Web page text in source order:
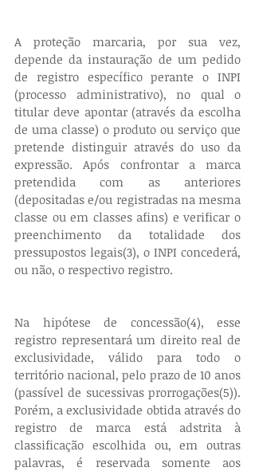
A proteção marcaria, por sua vez,
depende da instauração de um pedido
de registro específico perante o INPI
(processo administrativo), no qual o
titular deve apontar (através da escolha
de uma classe) o produto ou serviço que
pretende distinguir através do uso da
expressão. Após confrontar a marca
pretendida com as anteriores
(depositadas e/ou registradas na mesma
classe ou em classes afins) e verificar o
preenchimento da totalidade dos
pressupostos legais(3), o INPI concederá,
ou não, o respectivo registro.
Na hipótese de concessão(4), esse
registro representará um direito real de
exclusividade, válido para todo o
território nacional, pelo prazo de 10 anos
(passível de sucessivas prorrogações(5)).
Porém, a exclusividade obtida através do
registro de marca está adstrita à
classificação escolhida ou, em outras
palavras, é reservada somente aos